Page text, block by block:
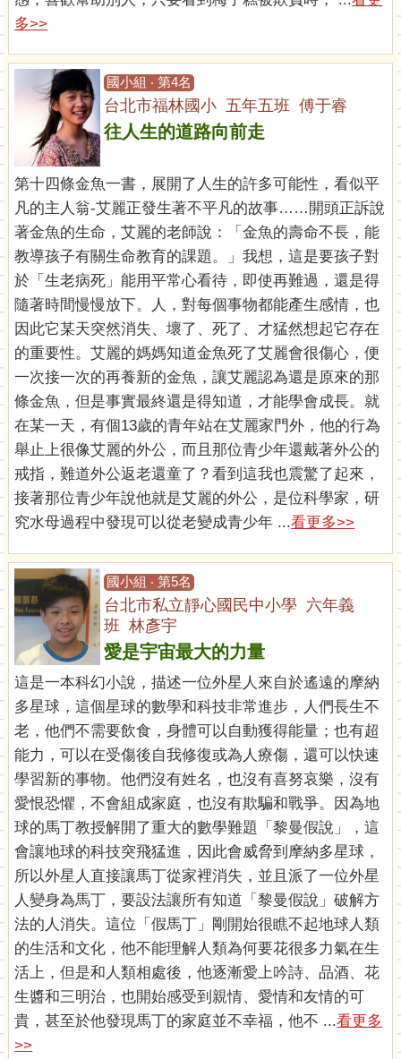
多>>
國小組 ‧ 第4名
台北市福林國小 五年五班 傅于睿
往人生的道路向前走
第十四條金魚一書，展開了人生的許多可能性，看似平
凡的主人翁-艾麗正發生著不平凡的故事……開頭正訴說
著金魚的生命，艾麗的老師說：「金魚的壽命不長，能
教導孩子有關生命教育的課題。」我想，這是要孩子對
於「生老病死」能用平常心看待，即使再難過，還是得
隨著時間慢慢放下。人，對每個事物都能產生感情，也
因此它某天突然消失、壞了、死了、才猛然想起它存在
的重要性。艾麗的媽媽知道金魚死了艾麗會很傷心，便
一次接一次的再養新的金魚，讓艾麗認為還是原來的那
條金魚，但是事實最終還是得知道，才能學會成長。就
在某一天，有個13歲的青年站在艾麗家門外，他的行為
舉止上很像艾麗的外公，而且那位青少年還戴著外公的
戒指，難道外公返老還童了？看到這我也震驚了起來，
接著那位青少年說他就是艾麗的外公，是位科學家，研
究水母過程中發現可以從老變成青少年 ...看更多>>
國小組 ‧ 第5名
台北市私立靜心國民中小學 六年義
班 林彥宇
愛是宇宙最大的力量
這是一本科幻小說，描述一位外星人來自於遙遠的摩納
多星球，這個星球的數學和科技非常進步，人們長生不
老，他們不需要飲食，身體可以自動獲得能量；也有超
能力，可以在受傷後自我修復或為人療傷，還可以快速
學習新的事物。他們沒有姓名，也沒有喜努哀樂，沒有
愛恨恐懼，不會組成家庭，也沒有欺騙和戰爭。因為地
球的馬丁教授解開了重大的數學難題「黎曼假說」，這
會讓地球的科技突飛猛進，因此會威脅到摩納多星球，
所以外星人直接讓馬丁從家裡消失，並且派了一位外星
人變身為馬丁，要設法讓所有知道「黎曼假說」破解方
法的人消失。這位「假馬丁」剛開始很瞧不起地球人類
的生活和文化，他不能理解人類為何要花很多力氣在生
活上，但是和人類相處後，他逐漸愛上吟詩、品酒、花
生醬和三明治，也開始感受到親情、愛情和友情的可
貴，甚至於他發現馬丁的家庭並不幸福，他不 ...看更多
>>